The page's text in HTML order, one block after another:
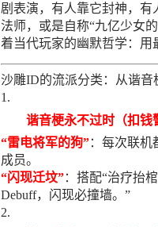
剧表演，有人靠它封神，
法师，或是自称“九亿少女
着当代玩家的幽默哲学：用
沙雕ID的流派分类：从谐音
谐音梗永不过时（扣钱
“雷电将军的狗”：每次联机
成员。
“闪现迁坟”：搭配“治疗抬
Debuff，闪现必撞墙。”